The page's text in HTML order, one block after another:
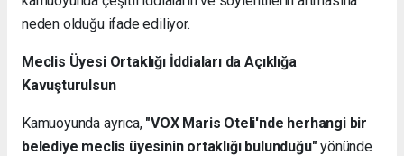
neden olduğu ifade ediliyor.
Meclis Üyesi Ortaklığı İddiaları da Açıklığa
Kavuşturulsun
Kamuoyunda ayrıca, "VOX Maris Oteli'nde herhangi bir
belediye meclis üyesinin ortaklığı bulunduğu" yönünde